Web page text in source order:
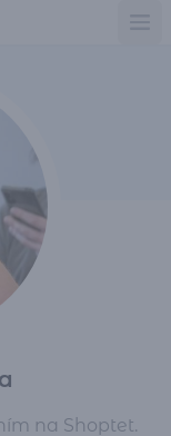
na Shoptet.